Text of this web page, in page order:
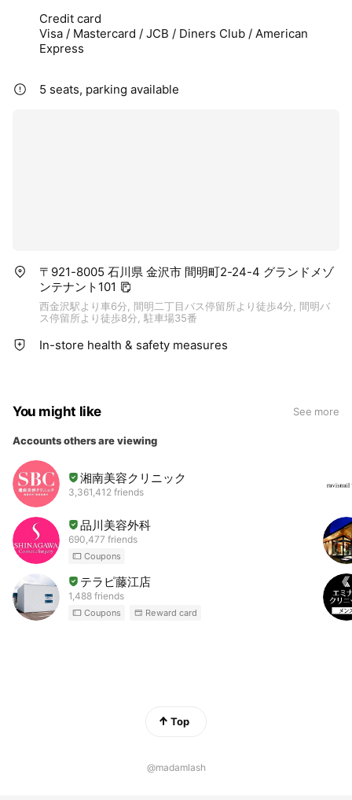
Credit card
Visa / Mastercard / JCB / Diners Club / American
Express
5 seats, parking available
〒921-8005 石川県 金沢市 間明町2-24-4 グランドメゾ
ンテナント101
西金沢駅より車6分, 間明二丁目バス停留所より徒歩4分, 間明バ
ス停留所より徒歩8分, 駐車場35番
In-store health & safety measures
You might like See more
Accounts others are viewing
湘南美容クリニック
3,361,412 friends
品川美容外科
690,477 friends
Coupons
テラピ藤江店
1,488 friends
Coupons Reward card
Top
@madamlash